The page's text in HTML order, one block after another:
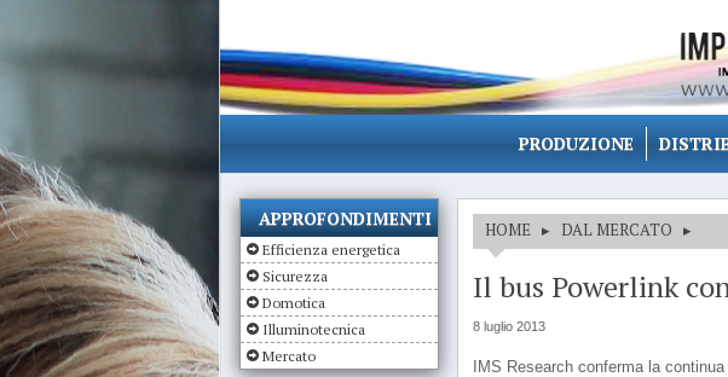
PRODUZIONE
HOME ▸ DAL MERCATO ▸
Il bus Powerlink
8 luglio 2013
IMS Research conferma la
APPROFONDIMENTI
Efficienza energetica
Sicurezza
Domotica
Illuminotecnica
Mercato